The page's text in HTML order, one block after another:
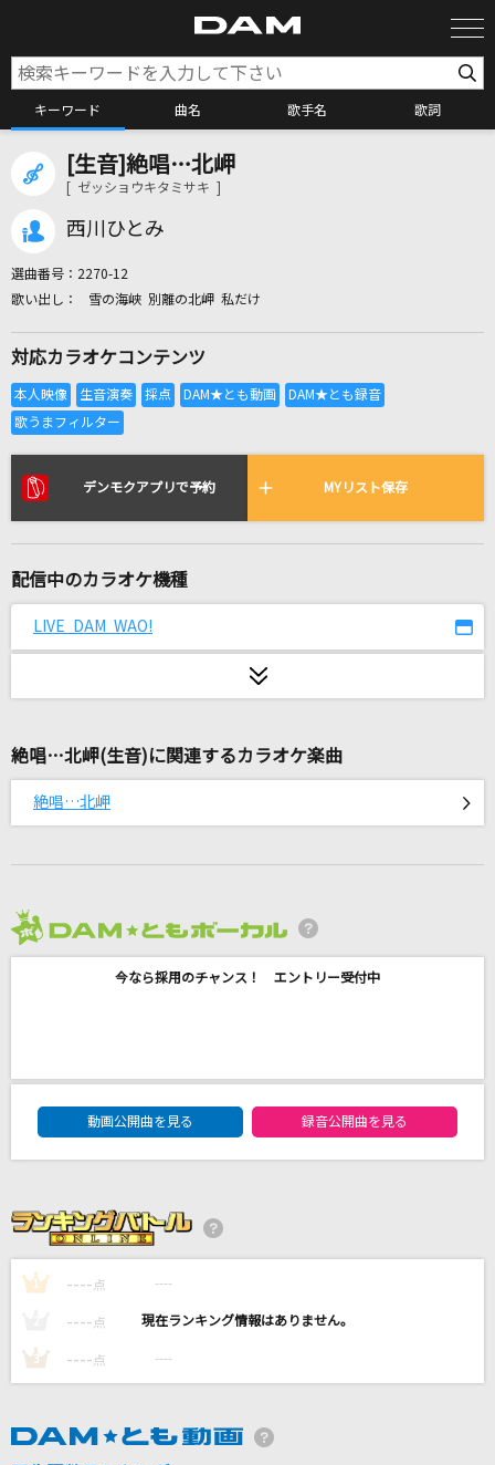
キーワード 曲名 歌手名 歌詞
カラオケ検索
全国りれき
リアルタイムで歌われている曲の一覧
#ラブコード
Once
原田ひとみ
オフコース
[生音]君の知らない物語
Chevon
朧
地上の星
中島みゆき
[生音]絶唱…北岬
[ ゼッショウキタミサキ ]
西川ひとみ
選曲番号： 2270-12
雪の海峡 別離の北岬 私だけ
対応カラオケコンテンツ
デンモクアプリで予約 MYリスト保存
配信中のカラオケ機種
LIVE DAM WAO!
絶唱…北岬(生音)に関連するカラオケ楽曲
絶唱…北岬
今なら採用のチャンス！ エントリー受付中
DAM★ともボーカルエントリーランキング
動画公開曲を見る
録音公開曲を見る
1 ---- 点 ----
---- 点 ----
3 ---- 点 ----